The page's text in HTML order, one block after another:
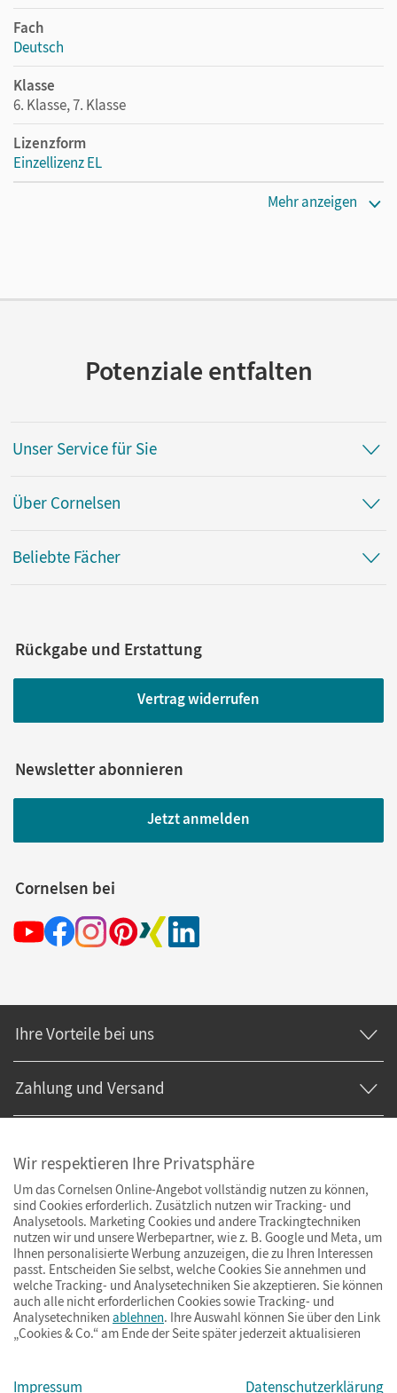
Fach
Deutsch
Klasse
6. Klasse, 7. Klasse
Lizenzform
Einzellizenz EL
Mehr anzeigen
Potenziale entfalten
Unser Service für Sie
Über Cornelsen
Beliebte Fächer
Rückgabe und Erstattung
Vertrag widerrufen
Newsletter abonnieren
Jetzt anmelden
Cornelsen bei
Ihre Vorteile bei uns
Zahlung und Versand
© Cornelsen Verlag 2026
ImpressumAGBDatenschutzBarrierefreiheitCookies & Co.
Wir respektieren Ihre Privatsphäre
Um das Cornelsen Online-Angebot vollständig nutzen zu können,
sind Cookies erforderlich. Zusätzlich nutzen wir Tracking- und
Analysetools. Marketing Cookies und andere Trackingtechniken
nutzen wir und unsere Werbepartner, wie z. B. Google und Meta, um
Ihnen personalisierte Werbung anzuzeigen, die zu Ihren Interessen
passt. Entscheiden Sie selbst, welche Cookies Sie annehmen und
welche Tracking- und Analysetechniken Sie akzeptieren. Sie können
auch alle nicht erforderlichen Cookies sowie Tracking- und
Analysetechniken ablehnen. Ihre Auswahl können Sie über den Link
„Cookies & Co.“ am Ende der Seite später jederzeit aktualisieren
Impressum Datenschutzerklärung